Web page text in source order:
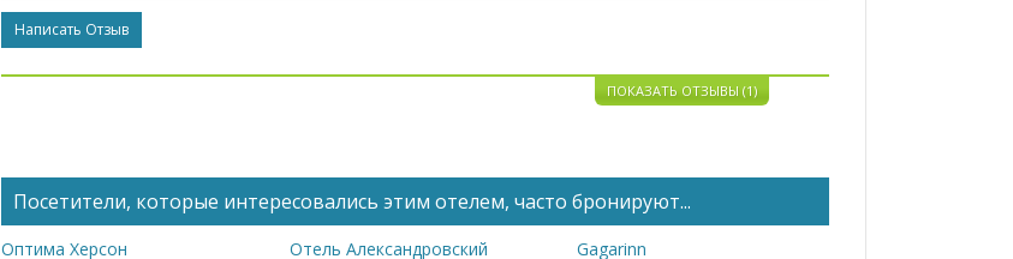
Написать Отзыв
ПОКАЗАТЬ ОТЗЫВЫ (1)
Посетители, которые интересовались этим отелем, часто бронируют...
Оптима Херсон Отель Александровский Gagarinn